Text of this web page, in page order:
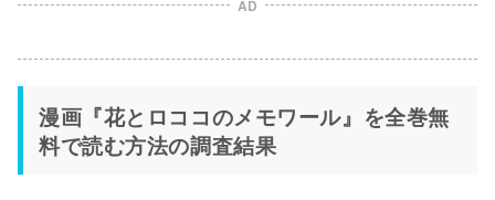
AD
漫画『花とロココのメモワール』を全巻無
料で読む方法の調査結果